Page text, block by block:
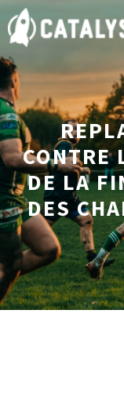
Aller
au
contenu
CONTRE
DE LA
DES